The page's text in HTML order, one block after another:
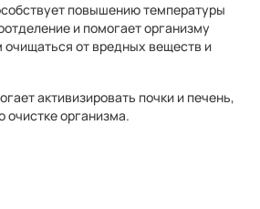
повышению температуры
и помогает организму
от вредных веществ и
активизировать почки и печень,
организма.